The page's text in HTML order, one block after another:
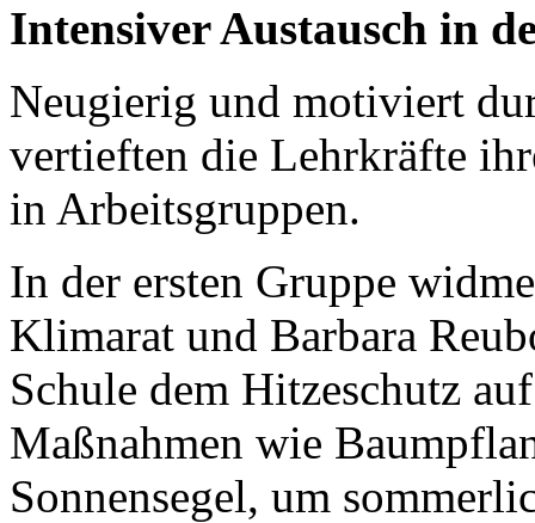
Intensiver Austausch in
Neugierig und motiviert
vertieften die Lehrkräfte
in Arbeitsgruppen.
In der ersten Gruppe
Klimarat und Barbara
Schule dem Hitzeschutz
Maßnahmen wie
Sonnensegel, um